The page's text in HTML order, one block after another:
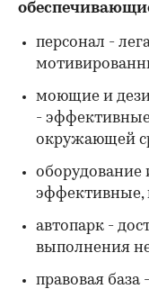
персонал -
моющие и
-
окружающей
оборудование
эффективные,
автопарк -
выполнения
правовая